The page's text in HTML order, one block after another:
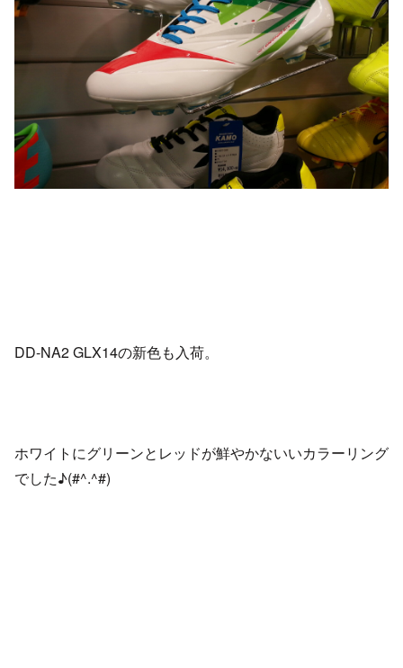
DD-NA2 GLX14の新色も入荷。
ホワイトにグリーンとレッドが鮮やかないいカラーリング
でした♪(#^.^#)